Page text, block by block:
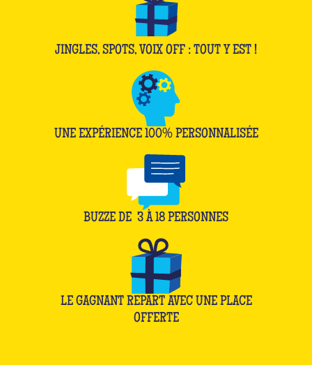
JINGLES, SPOTS, VOIX OFF : TOUT Y EST !
UNE EXPÉRIENCE 100% PERSONNALISÉE
BUZZE DE 3 À 18 PERSONNES
LE GAGNANT REPART AVEC UNE PLACE
OFFERTE